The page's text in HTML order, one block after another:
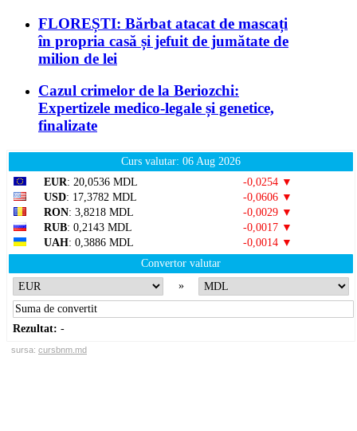
FLOREȘTI: Bărbat atacat de mascați
în propria casă și jefuit de jumătate de
milion de lei
Cazul crimelor de la Beriozchi:
Expertizele medico-legale și genetice,
finalizate
Curs valutar: 06 Aug 2026
EUR: 20,0536 MDL
-0,0254 ▼
USD: 17,3782 MDL
-0,0606 ▼
RON: 3,8218 MDL
-0,0029 ▼
RUB: 0,2143 MDL
-0,0017 ▼
UAH: 0,3886 MDL
-0,0014 ▼
Convertor valutar
»
Rezultat: -
sursa: cursbnm.md